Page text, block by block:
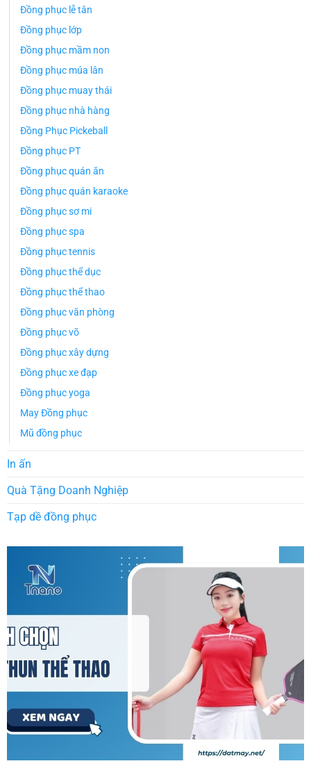
Đồng phục lễ tân
Đồng phục lớp
Đồng phục mầm non
Đồng phục múa lân
Đồng phục muay thái
Đồng phục nhà hàng
Đồng Phục Pickeball
Đồng phục PT
Đồng phục quán ăn
Đồng phục quán karaoke
Đồng phục sơ mi
Đồng phục spa
Đồng phục tennis
Đồng phục thể dục
Đồng phục thể thao
Đồng phục văn phòng
Đồng phục võ
Đồng phục xây dựng
Đồng phục xe đạp
Đồng phục yoga
May Đồng phục
Mũ đồng phục
In ấn
Quà Tặng Doanh Nghiệp
Tạp dề đồng phục